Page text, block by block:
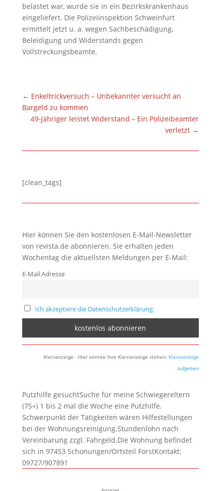
belastet war, wurde sie in ein Bezirkskrankenhaus
eingeliefert. Die Polizeiinspektion Schweinfurt
ermittelt jetzt u. a. wegen Sachbeschädigung,
Beleidigung und Widerstands gegen
Vollstreckungsbeamte.
← Enkeltrickversuch – Unbekannter versucht an
Bargeld zu kommen
49-Jähriger leistet Widerstand – Ein Polizeibeamter
verletzt →
[clean_tags]
Hier können Sie den kostenlosen E-Mail-Newsletter
von revista.de abonnieren. Sie erhalten jeden
Wochentag die aktuellsten Meldungen per E-Mail:
E-Mail Adresse
Ich akzeptiere die Datenschutzerklärung.
Kleinanzeige - Hier könnte Ihre Kleinanzeige stehen: Kleinanzeige
aufgeben
Putzhilfe gesuchtSuche für meine Schwiegereltern
(75+) 1 bis 2 mal die Woche eine Putzhilfe.
Schwerpunkt der Tätigkeiten wären Hilfestellungen
bei der Wohnungsreinigung.Stundenlohn nach
Vereinbarung zzgl. Fahrgeld.Die Wohnung befindet
sich in 97453 Schonungen/Ortsteil ForstKontakt:
09727/907891